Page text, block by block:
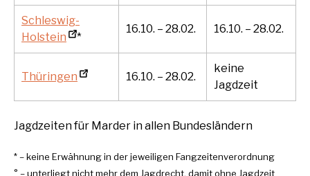
Schleswig-
Holstein
*
16.10. – 28.02. 16.10. – 28.02.
Thüringen 16.10. – 28.02.
keine
Jagdzeit
Jagdzeiten für Marder in allen Bundesländern
* – keine Erwähnung in der jeweiligen Fangzeitenverordnung
° – unterliegt nicht mehr dem Jagdrecht, damit ohne Jagdzeit